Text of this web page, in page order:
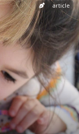
article